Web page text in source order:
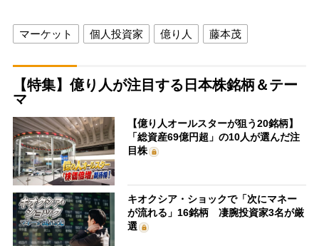
マーケット 個人投資家 億り人 藤本茂
【特集】億り人が注目する日本株銘柄＆テー
マ
【億り人オールスターが狙う20銘柄】
「総資産69億円超」の10人が選んだ注
目株
キオクシア・ショックで「次にマネー
が流れる」16銘柄 凄腕投資家3名が厳
選